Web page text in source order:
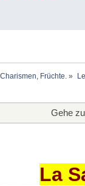
Früchte. »
Gehe
La